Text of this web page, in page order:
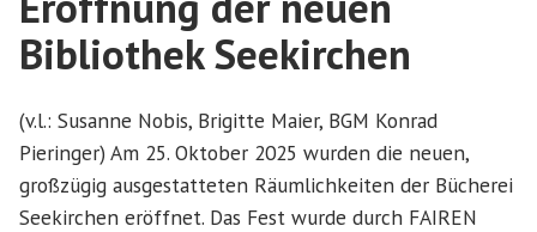
Bibliothek Seekirchen
(v.l.: Susanne Nobis, Brigitte Maier, BGM Konrad
Pieringer) Am 25. Oktober 2025 wurden die neuen,
großzügig ausgestatteten Räumlichkeiten der Bücherei
Seekirchen eröffnet. Das Fest wurde durch FAIREN